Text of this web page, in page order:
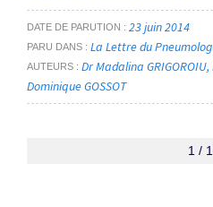
au
DATE DE PARUTION 23 juin 2014
PARU DANS La Lettre du
AUTEURS Dr Madalina GRIGOROIU
Dominique GOSSOT
1 / 1